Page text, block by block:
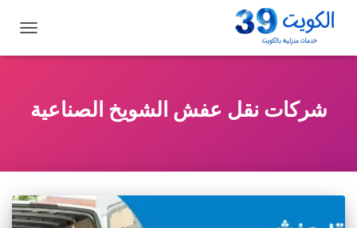
التنقل
شركات نقل عفش الشويخ الصناعية